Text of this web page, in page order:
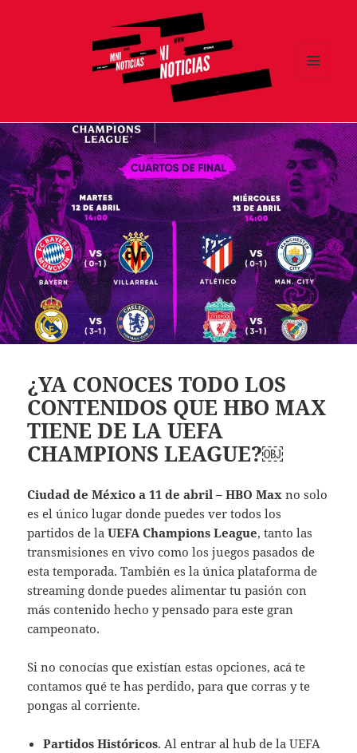
¿YA CONOCES TODO LOS
CONTENIDOS QUE HBO MAX
TIENE DE LA UEFA
CHAMPIONS LEAGUE?￼
Ciudad de México a 11 de abril – HBO Max no solo
es el único lugar donde puedes ver todos los
partidos de laUEFA Champions League, tanto las
transmisiones en vivo como los juegos pasados de
esta temporada. También es la única plataforma de
streaming donde puedes alimentar tu pasión con
más contenido hecho y pensado para este gran
campeonato.
Si no conocías que existían estas opciones, acá te
contamos qué te has perdido, para que corras y te
pongas al corriente.
Partidos Históricos. Al entrar al hub de la UEFA